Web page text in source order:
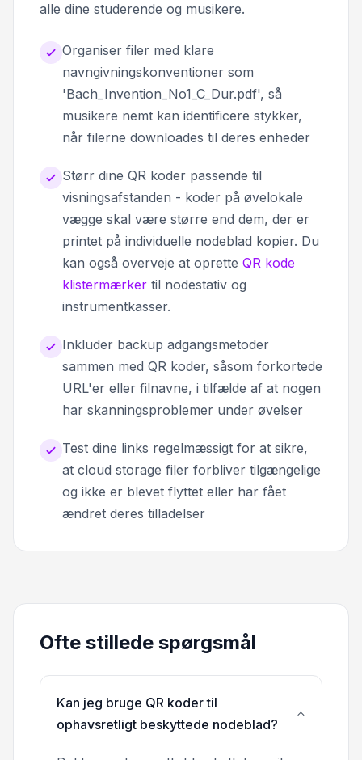
alle dine studerende og musikere.
Organiser filer med klare
navngivningskonventioner som
'Bach_Invention_No1_C_Dur.pdf', så
musikere nemt kan identificere stykker,
når filerne downloades til deres enheder
Størr dine QR koder passende til
visningsafstanden - koder på øvelokale
vægge skal være større end dem, der er
printet på individuelle nodeblad kopier. Du
kan også overveje at oprette QR kode
klistermærker til nodestativ og
instrumentkasser.
Inkluder backup adgangsmetoder
sammen med QR koder, såsom forkortede
URL'er eller filnavne, i tilfælde af at nogen
har skanningsproblemer under øvelser
Test dine links regelmæssigt for at sikre,
at cloud storage filer forbliver tilgængelige
og ikke er blevet flyttet eller har fået
ændret deres tilladelser
Ofte stillede spørgsmål
Kan jeg bruge QR koder til
ophavsretligt beskyttede nodeblad?